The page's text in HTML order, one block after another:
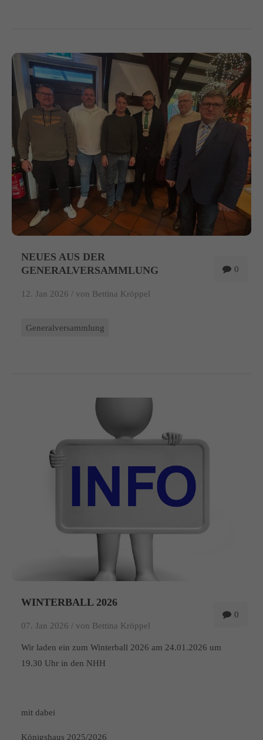
0
NEUES AUS DER
GENERALVERSAMMLUNG
12. Jan 2026 / von Bettina Kröppel
Generalversammlung
0
WINTERBALL 2026
07. Jan 2026 / von Bettina Kröppel
Wir laden ein zum Winterball 2026 am 24.01.2026 um
19.30 Uhr in den NHH
mit dabei
Königshaus 2025/2026